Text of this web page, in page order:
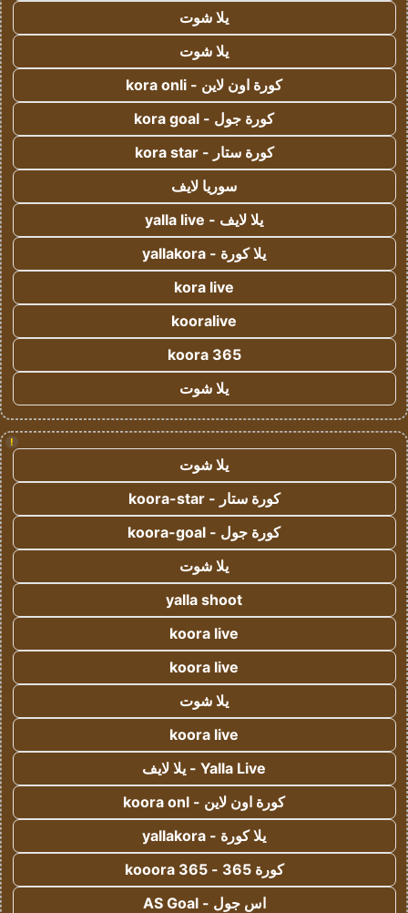
يلا شوت
يلا شوت
كورة اون لاين - kora onli
كورة جول - kora goal
كورة ستار - kora star
سوريا لايف
يلا لايف - yalla live
يلا كورة - yallakora
kora live
kooralive
koora 365
يلا شوت
!
يلا شوت
كورة ستار - koora-star
كورة جول - koora-goal
يلا شوت
yalla shoot
koora live
koora live
يلا شوت
koora live
Yalla Live - يلا لايف
كورة اون لاين - koora onl
يلا كورة - yallakora
كورة 365 - kooora 365
اس جول - AS Goal